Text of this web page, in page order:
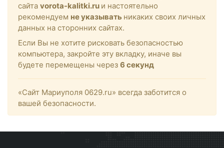
сайта vorota-kalitki.ru и настоятельно
рекомендуем не указывать никаких своих личных
данных на сторонних сайтах.
Если Вы не хотите рисковать безопасностью
компьютера, закройте эту вкладку, иначе вы
будете перемещены через 6 секунд
«Сайт Мариуполя 0629.ru» всегда заботится о
вашей безопасности.